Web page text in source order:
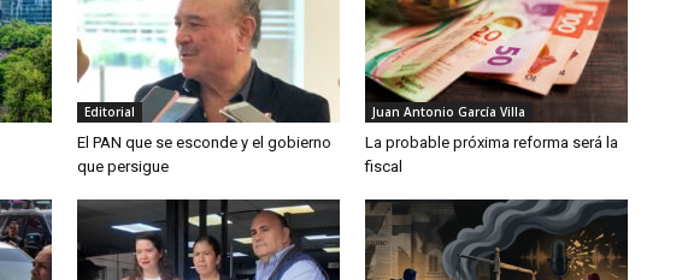
Editorial
El PAN que se esconde y el gobierno
que persigue
Juan Antonio García Villa
La probable próxima reforma será la
fiscal